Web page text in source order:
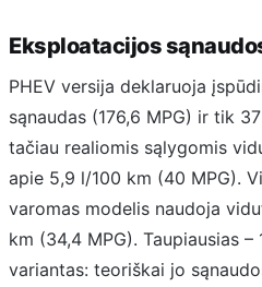
Eksploatacijos
PHEV versija deklaruoja
sąnaudas (176,6 MPG) ir tik
tačiau realiomis sąlygomis
apie 5,9 l/100 km (40 MPG).
varomas modelis naudoja
km (34,4 MPG). Taupiausias –
variantas: teoriškai jo